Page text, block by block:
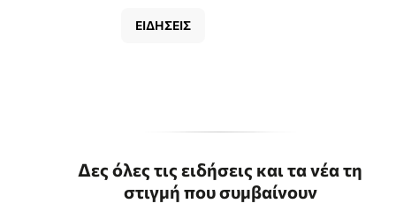
ΕΙΔΗΣΕΙΣ
Δες όλες τις ειδήσεις και τα νέα τη
στιγμή που συμβαίνουν